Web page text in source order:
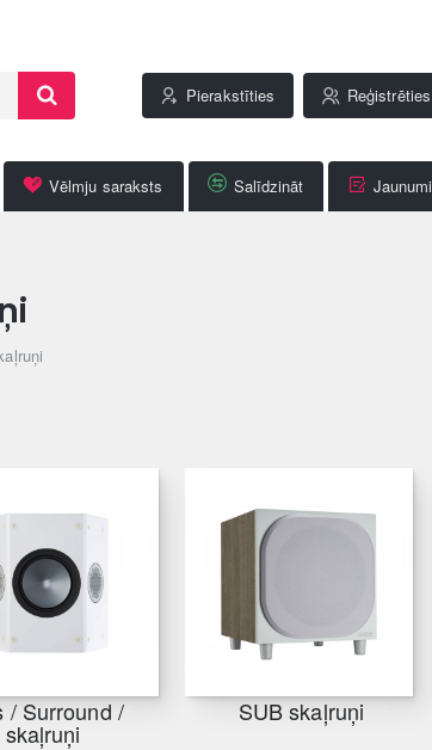
Pierakstīties Reģistrēties
Vēlmju saraksts Salīdzināt Jaunumi
/ Surround / SUB skaļruņi